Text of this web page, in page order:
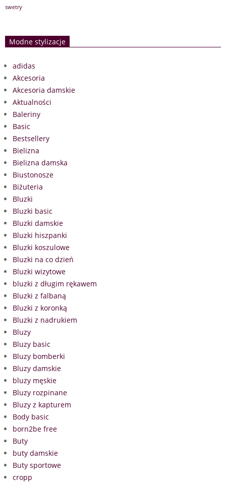
swetry
Modne stylizacje
adidas
Akcesoria
Akcesoria damskie
Aktualności
Baleriny
Basic
Bestsellery
Bielizna
Bielizna damska
Biustonosze
Biżuteria
Bluzki
Bluzki basic
Bluzki damskie
Bluzki hiszpanki
Bluzki koszulowe
Bluzki na co dzień
Bluzki wizytowe
bluzki z długim rękawem
Bluzki z falbaną
Bluzki z koronką
Bluzki z nadrukiem
Bluzy
Bluzy basic
Bluzy bomberki
Bluzy damskie
bluzy męskie
Bluzy rozpinane
Bluzy z kapturem
Body basic
born2be free
Buty
buty damskie
Buty sportowe
cropp